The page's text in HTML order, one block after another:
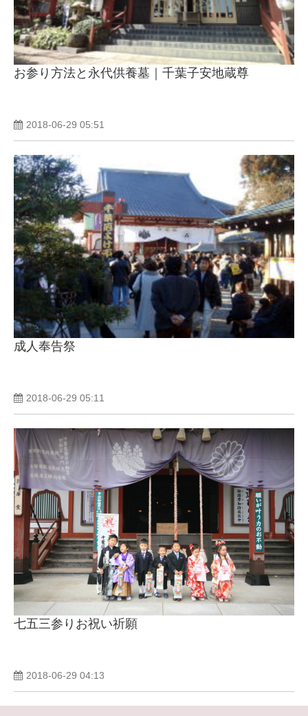
お参り方法と永代供養墓｜千葉子安地蔵尊
2018-06-29 05:51
成人奉告祭
2018-06-29 05:11
七五三参りお祝い祈願
2018-06-29 04:13